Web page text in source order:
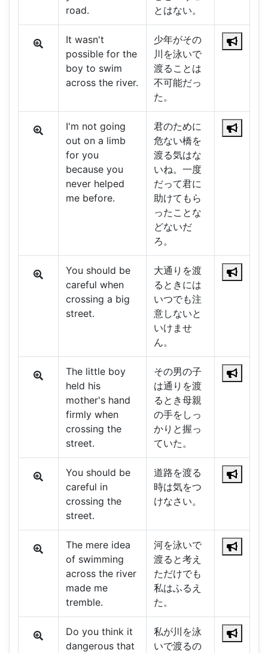
road.
とはない。
It wasn't
possible for the
boy to swim
across the river.
少年がその
川を泳いで
渡ることは
不可能だっ
た。
I'm not going
out on a limb
for you
because you
never helped
me before.
君のために
危ない橋を
渡る気はな
いね。一度
だって君に
助けてもら
ったことな
どないだ
ろ。
You should be
careful when
crossing a big
street.
大通りを渡
るときには
いつでも注
意しないと
いけませ
ん。
The little boy
held his
mother's hand
firmly when
crossing the
street.
その男の子
は通りを渡
るとき母親
の手をしっ
かりと握っ
ていた。
You should be
careful in
crossing the
street.
道路を渡る
時は気をつ
けなさい。
The mere idea
of swimming
across the river
made me
tremble.
河を泳いで
渡ると考え
ただけでも
私はふるえ
た。
Do you think it
dangerous that
私が川を泳
いで渡るの